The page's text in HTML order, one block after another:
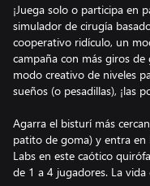
¡Juega solo o participa en
simulador de cirugía
cooperativo ridículo, un
campaña con más giros
modo creativo de niveles
sueños (o pesadillas), ¡las
Agarra el bisturí más
patito de goma) y entra en
Labs en este caótico
de 1 a 4 jugadores. La